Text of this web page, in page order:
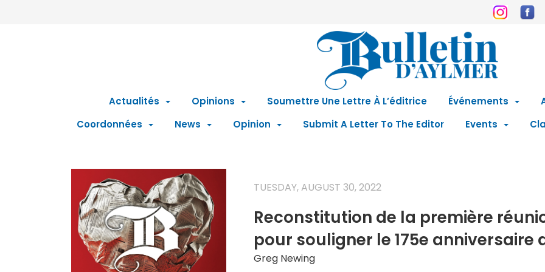
Actualités Opinions Soumettre Une Lettre À L’éditrice Événements
Coordonnées
News Opinion Submit A Letter To The Editor Events
TUESDAY, AUGUST 30, 2022
Reconstitution de la première
pour souligner le 175e anniversaire
Greg Newing